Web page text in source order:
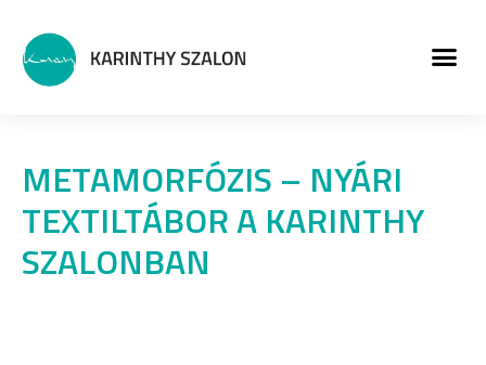
METAMORFÓZIS – NYÁRI
TEXTILTÁBOR A KARINTHY
SZALONBAN